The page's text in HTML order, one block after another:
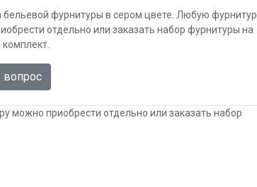
бельевой фурнитуры в сером цвете. Любую
отдельно или заказать набор фурнитуры на
вопрос
можно приобрести отдельно или заказать набор